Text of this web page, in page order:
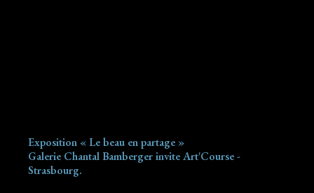
Exposition « Le beau en partage »
Galerie Chantal Bamberger invite Art'Course -
Strasbourg.